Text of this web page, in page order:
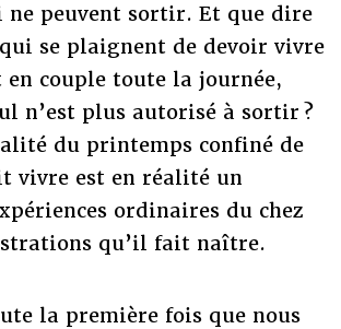
ne peuvent sortir. Et que dire
se plaignent de devoir vivre
en couple toute la journée,
n’est plus autorisé à sortir ?
du printemps confiné de
vivre est en réalité un
ordinaires du chez
qu’il fait naître.
la première fois que nous